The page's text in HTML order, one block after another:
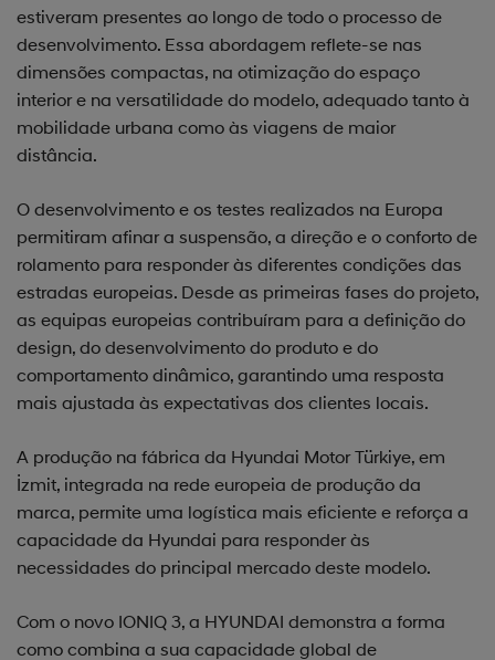
estiveram presentes ao longo de todo o processo de
desenvolvimento. Essa abordagem reflete-se nas
dimensões compactas, na otimização do espaço
interior e na versatilidade do modelo, adequado tanto à
mobilidade urbana como às viagens de maior
distância.
O desenvolvimento e os testes realizados na Europa
permitiram afinar a suspensão, a direção e o conforto de
rolamento para responder às diferentes condições das
estradas europeias. Desde as primeiras fases do projeto,
as equipas europeias contribuíram para a definição do
design, do desenvolvimento do produto e do
comportamento dinâmico, garantindo uma resposta
mais ajustada às expectativas dos clientes locais.
A produção na fábrica da Hyundai Motor Türkiye, em
İzmit, integrada na rede europeia de produção da
marca, permite uma logística mais eficiente e reforça a
capacidade da Hyundai para responder às
necessidades do principal mercado deste modelo.
Com o novo IONIQ 3, a HYUNDAI demonstra a forma
como combina a sua capacidade global de